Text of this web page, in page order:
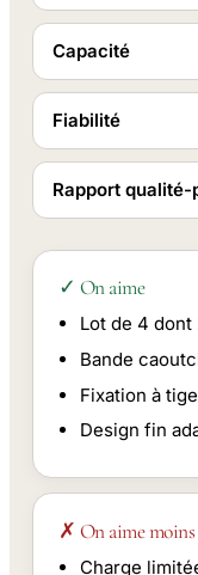
Capacité
Fiabilité
Rapport qualité-
✓ On aime
Lot de 4
Bande
Fixation à
Design fin
✗ On aime moins
Charge